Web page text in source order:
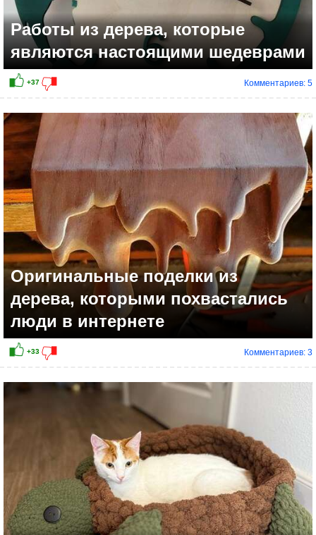
Работы из дерева, которые
являются настоящими шедеврами
Комментариев: 5
Оригинальные поделки из
дерева, которыми похвастались
люди в интернете
Комментариев: 3